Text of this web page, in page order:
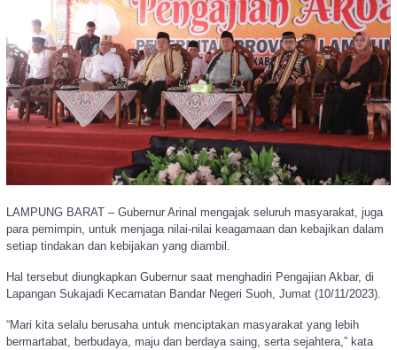
LAMPUNG BARAT – Gubernur Arinal mengajak seluruh masyarakat, juga
para pemimpin, untuk menjaga nilai-nilai keagamaan dan kebajikan dalam
setiap tindakan dan kebijakan yang diambil.
Hal tersebut diungkapkan Gubernur saat menghadiri Pengajian Akbar, di
Lapangan Sukajadi Kecamatan Bandar Negeri Suoh, Jumat (10/11/2023).
“Mari kita selalu berusaha untuk menciptakan masyarakat yang lebih
bermartabat, berbudaya, maju dan berdaya saing, serta sejahtera,” kata